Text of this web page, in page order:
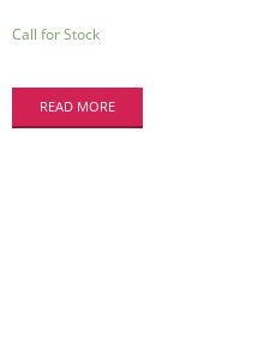
Call for Stock
READ MORE